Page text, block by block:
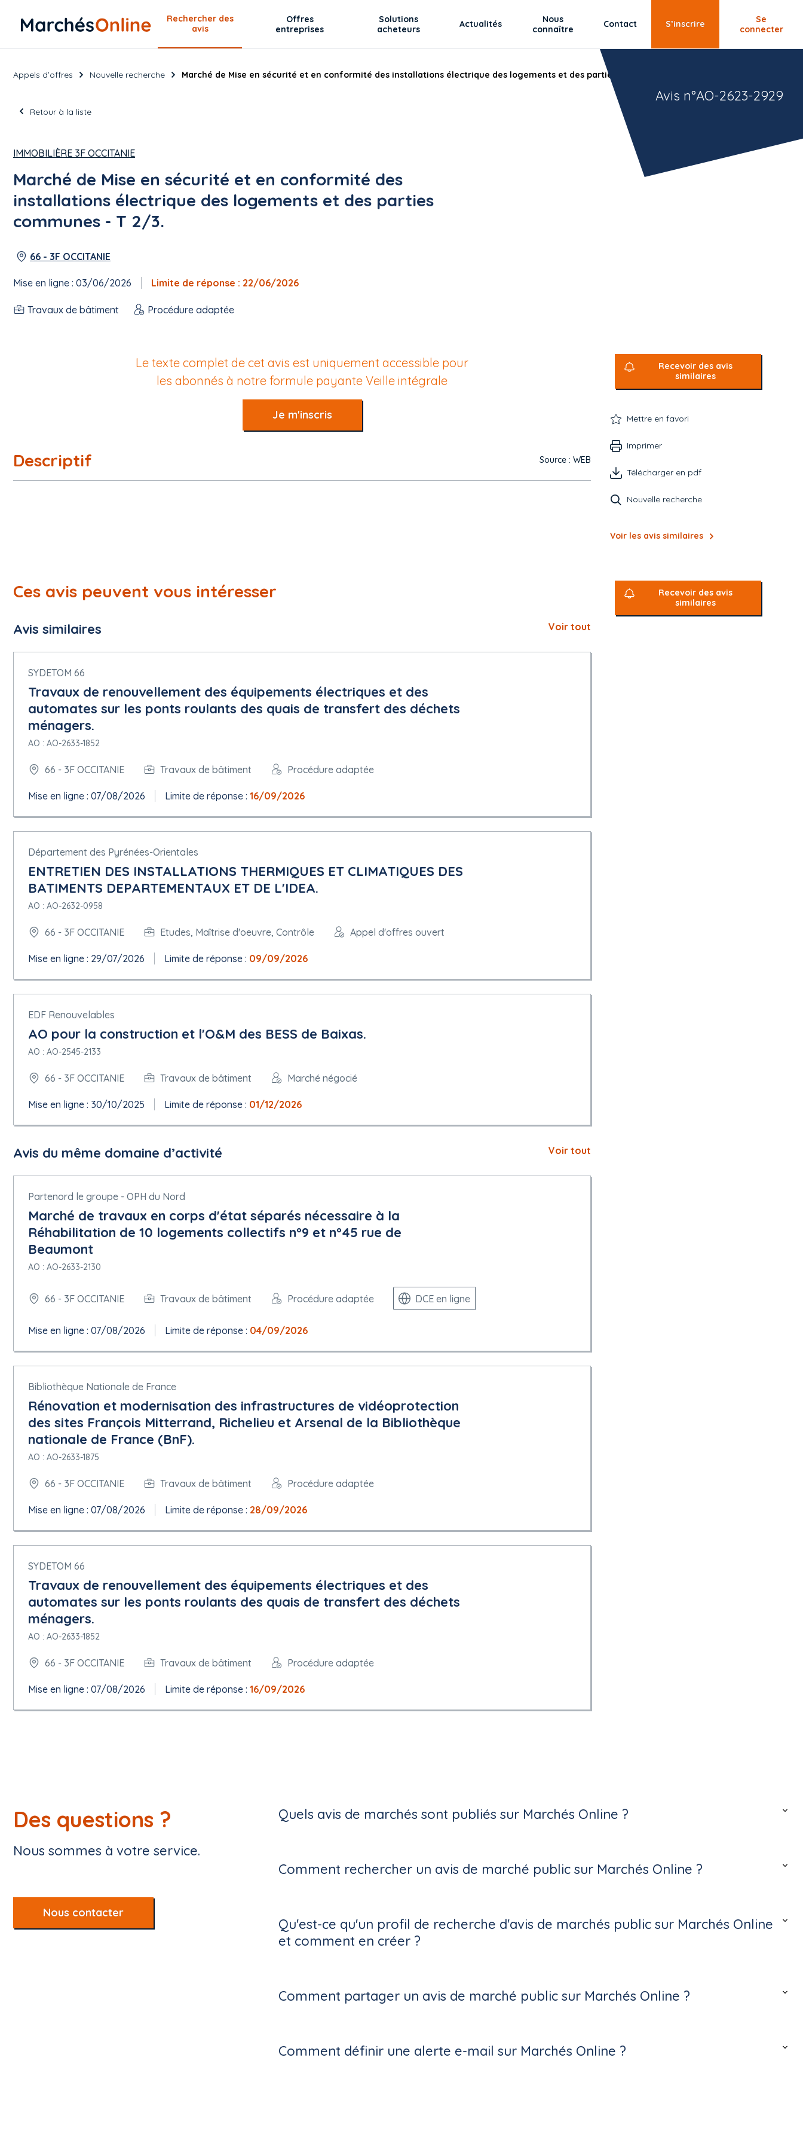
Rechercher des
avis
Offres
entreprises
Solutions
acheteurs
Actualités
Nous
connaître
Contact S’inscrire
Se
connecter
Appels d’offres Nouvelle recherche Marché de Mise en sécurité et en conformité des installations électrique des logements et des parties communes - T 2/3.
Retour à la liste
IMMOBILIÈRE 3F OCCITANIE
Marché de Mise en sécurité et en conformité des
installations électrique des logements et des parties
communes - T 2/3.
66 - 3F OCCITANIE
Mise en ligne : 03/06/2026 Limite de réponse : 22/06/2026
Travaux de bâtiment Procédure adaptée
Avis n°AO-2623-2929
Le texte complet de cet avis est uniquement accessible pour
les abonnés à notre formule payante Veille intégrale
Je m'inscris
Descriptif Source : WEB
Recevoir des avis
similaires
Mettre en favori
Imprimer
Télécharger en pdf
Nouvelle recherche
Voir les avis similaires
Ces avis peuvent vous intéresser
Avis similaires Voir tout
SYDETOM 66
Travaux de renouvellement des équipements électriques et des
automates sur les ponts roulants des quais de transfert des déchets
ménagers.
AO : AO-2633-1852
66 - 3F OCCITANIE Travaux de bâtiment Procédure adaptée
Mise en ligne : 07/08/2026 Limite de réponse : 16/09/2026
Département des Pyrénées-Orientales
ENTRETIEN DES INSTALLATIONS THERMIQUES ET CLIMATIQUES DES
BATIMENTS DEPARTEMENTAUX ET DE L'IDEA.
AO : AO-2632-0958
66 - 3F OCCITANIE Etudes, Maîtrise d'oeuvre, Contrôle Appel d'offres ouvert
Mise en ligne : 29/07/2026 Limite de réponse : 09/09/2026
EDF Renouvelables
AO pour la construction et l'O&M des BESS de Baixas.
AO : AO-2545-2133
66 - 3F OCCITANIE Travaux de bâtiment Marché négocié
Mise en ligne : 30/10/2025 Limite de réponse : 01/12/2026
Avis du même domaine d’activité Voir tout
Partenord le groupe - OPH du Nord
Marché de travaux en corps d'état séparés nécessaire à la
Réhabilitation de 10 logements collectifs n°9 et n°45 rue de
Beaumont
AO : AO-2633-2130
66 - 3F OCCITANIE Travaux de bâtiment Procédure adaptée DCE en ligne
Mise en ligne : 07/08/2026 Limite de réponse : 04/09/2026
Bibliothèque Nationale de France
Rénovation et modernisation des infrastructures de vidéoprotection
des sites François Mitterrand, Richelieu et Arsenal de la Bibliothèque
nationale de France (BnF).
AO : AO-2633-1875
66 - 3F OCCITANIE Travaux de bâtiment Procédure adaptée
Mise en ligne : 07/08/2026 Limite de réponse : 28/09/2026
SYDETOM 66
Travaux de renouvellement des équipements électriques et des
automates sur les ponts roulants des quais de transfert des déchets
ménagers.
AO : AO-2633-1852
66 - 3F OCCITANIE Travaux de bâtiment Procédure adaptée
Mise en ligne : 07/08/2026 Limite de réponse : 16/09/2026
Recevoir des avis
similaires
Des questions ?
Nous sommes à votre service.
Nous contacter
Quels avis de marchés sont publiés sur Marchés Online ?
Comment rechercher un avis de marché public sur Marchés Online ?
Qu'est-ce qu'un profil de recherche d'avis de marchés public sur Marchés Online
et comment en créer ?
Comment partager un avis de marché public sur Marchés Online ?
Comment définir une alerte e-mail sur Marchés Online ?